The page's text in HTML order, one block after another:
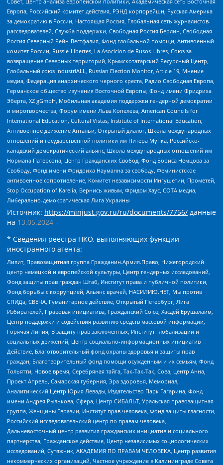
Европа, Российский комитет действия, РЭНД корпорейшн, Русская Америка
за демократию в России, Настоящая Россия, Глобальная сеть журналистов-
расследователей, Служба поддержки, Свободная Россия Берлин, Свободная
Россия Северный Рейн-Вестфалия, Фонд глобальной помощи, Антивоенный
комитет России, Russie-Libertes, La Asocicion de Rusos Libres, Союз за
возвращение Северных территорий, Крымскотатарский Ресурсный Центр,
Глобальный союз IndustriALL, Russian Election Monitor, Article 19, Мнение
медиа, Федерация анархического черного креста, Радио Свободная Европа,
Германское общество изучения Восточной Европы, Фонд имени Фридриха
Эберта, XZ gGmbH, Мобильная академия поддержки гендерной демократии
и миротворчества, Форум имени Льва Копелева, American Councils for
International Education, Cultural Vistas, Institute of International Education,
Антивоенное движение Антальи, Открытый диалог, Школа международных
отношений и государственной политики им Питера Мунка, Российско-
канадский демократический альянс, Школа международных отношений им
Нормана Патерсона, Центр Гражданских Свобод, Фонд Бориса Немцова за
Свободу, Фонд имени Фридриха Науманна за свободу, Феминистское
антивоенное сопротивление, Комитет независимости Ингушетии, Прометей,
Stop Occupation of Karelia, Вернись живым, Фридом Хаус, СОТА медиа,
Либерально-демократическая Лига Украины
Источник: https://minjust.gov.ru/ru/documents/7756/ данные
на 13.05.2024
* Сведения реестра НКО, выполняющих функции
иностранного агента:
Лилит, Правозащитная группа Гражданин.Армия.Право, Нижегородский
центр немецкой и европейской культуры, Центр гендерных исследований,
Фонд защиты прав граждан Штаб, Институт права и публичной политики,
Фонд борьбы с коррупцией, Альянс врачей, НАСИЛИЮ.НЕТ, Мы против
СПИДа, СВЕЧА, Гуманитарное действие, Открытый Петербург, Лига
Избирателей, Правовая инициатива, Гражданский Союз, Хасдей Ерушалаим,
Центр поддержки и содействия развитию средств массовой информации,
Горячая Линия, В защиту прав заключенных, Институт глобализации и
социальных движений, Центр социально-информационных инициатив
Действие, Благотворительный фонд охраны здоровья и защиты прав
граждан, Благотворительный фонд помощи осужденным и их семьям, Фонд
Тольятти, Новое время, Серебряная тайга, Так-Так-Так, Сова, центр Анна,
Проект Апрель, Самарская губерния, Эра здоровья, Мемориал,
Аналитический Центр Юрия Левады, Издательство Парк Гагарина, Фонд
имени Андрея Рылькова, Сфера, Центр СИБАЛЬТ, Уральская правозащитная
группа, Женщины Евразии, Институт прав человека, Фонд защиты гласности,
Российский исследовательский центр по правам человека,
Дальневосточный центр развития гражданских инициатив и социального
партнерства, Гражданское действие, Центр независимых социологических
исследований, Сутяжник, АКАДЕМИЯ ПО ПРАВАМ ЧЕЛОВЕКА, Центр развития
некоммерческих организаций, Частное учреждение в Калининграде Совета